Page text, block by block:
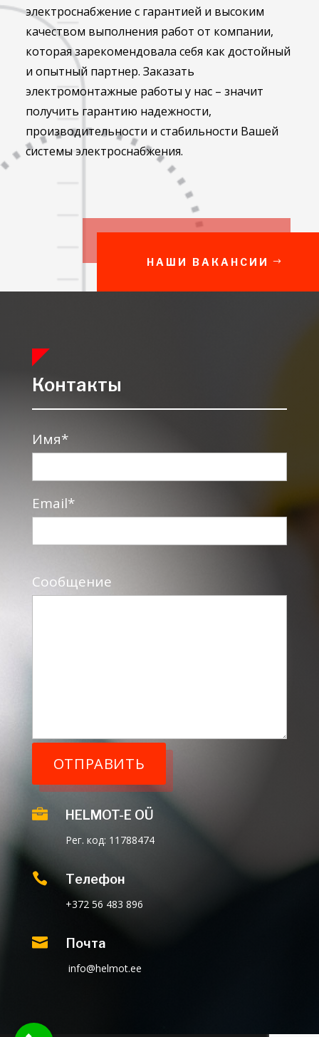
электроснабжение с гарантией и высоким
качеством выполнения работ от компании,
которая зарекомендовала себя как достойный
и опытный партнер. Заказать
электромонтажные работы у нас – значит
получить гарантию надежности,
производительности и стабильности Вашей
системы электроснабжения.
НАШИ ВАКАНСИИ
Контакты
Имя*
Email*
Сообщение
 HELMOT-E OÜ
Рег. код: 11788474
 Телефон
+372 56 483 896
 Почта
info@helmot.ee